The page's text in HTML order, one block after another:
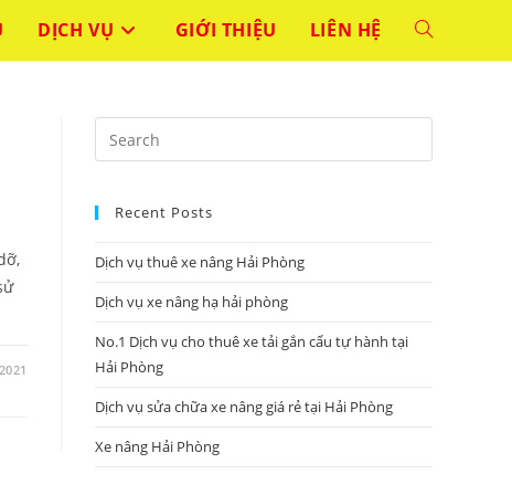
DỊCH VỤ GIỚI THIỆU LIÊN HỆ TOGGLE
Escape
Recent Posts
Dịch vụ thuê xe nâng Hải Phòng
Dịch vụ xe nâng hạ hải phòng
No.1 Dịch vụ cho thuê xe tải gắn cẩu tự hành tại
Hải Phòng
Dịch vụ sửa chữa xe nâng giá rẻ tại Hải Phòng
Xe nâng Hải Phòng